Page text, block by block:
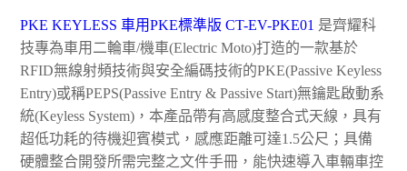
PKE KEYLESS 車用PKE標準版 CT-EV-PKE01 是齊耀科
技專為車用二輪車/機車(Electric Moto)打造的一款基於
RFID無線射頻技術與安全編碼技術的PKE(Passive Keyless
Entry)或稱PEPS(Passive Entry & Passive Start)無鑰匙啟動系
統(Keyless System)，本產品帶有高感度整合式天線，具有
超低功耗的待機迎賓模式，感應距離可達1.5公尺；具備
硬體整合開發所需完整之文件手冊，能快速導入車輛車控